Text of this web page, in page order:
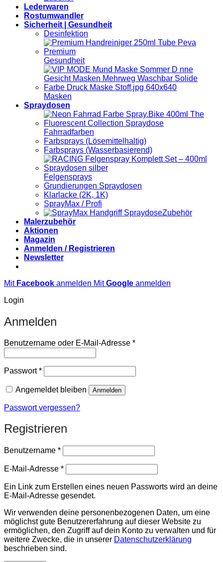
Lederwaren
Rostumwandler
Sicherheit | Gesundheit
Desinfektion
Gesundheit
Masken
Spraydosen
Fahrradfarben
Farbsprays (Lösemittelhaltig)
Farbsprays (Wasserbasierend)
Felgensprays
Grundierungen Spraydosen
Klarlacke (2K, 1K)
SprayMax / Profi
Zubehör
Malerzubehör
Aktionen
Magazin
Anmelden / Registrieren
Newsletter
Mit Facebook anmelden MitGoogle anmelden
Login
Anmelden
Benutzername oder E-Mail-Adresse *Erforderlich
Passwort*Erforderlich
Angemeldet bleiben Anmelden
Passwort vergessen?
Registrieren
Benutzername *Erforderlich
E-Mail-Adresse *Erforderlich
Ein Link zum Erstellen eines neuen Passworts wird an deine
E-Mail-Adresse gesendet.
Wir verwenden deine personenbezogenen Daten, um eine
möglichst gute Benutzererfahrung auf dieser Website zu
ermöglichen, den Zugriff auf dein Konto zu verwalten und für
weitere Zwecke, die in unserer Datenschutzerklärung
beschrieben sind.